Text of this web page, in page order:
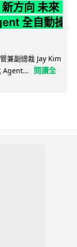
方向 未來
全自動操
兼副總裁 Jay Kim
Agent...
閱讀全